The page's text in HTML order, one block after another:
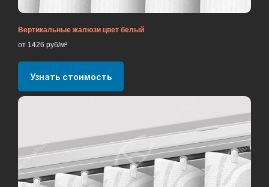
Вертикальные жалюзи цвет белый
от 1426 руб/м²
Узнать стоимость